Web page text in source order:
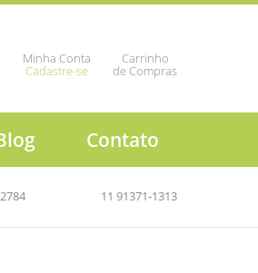
Minha Conta
Cadastre-se
Carrinho
de Compras
Contato
11 91371-1313